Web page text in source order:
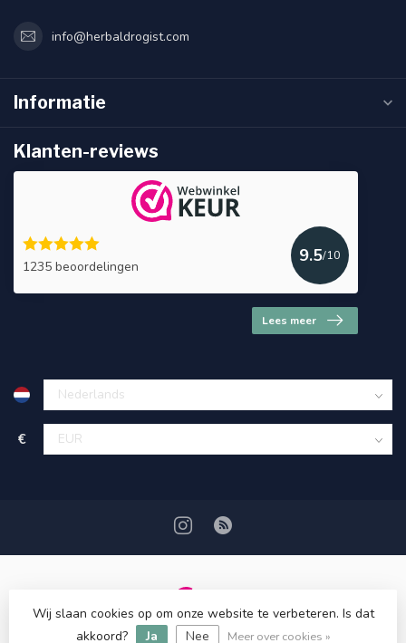
info@herbaldrogist.com
Informatie
Klanten-reviews
1235 beoordelingen
9.5/10
Lees meer
€
© Copyright 2026 HerbalDrogist.com
Wij slaan cookies op om onze website te verbeteren. Is dat
akkoord?
Ja Nee Meer over cookies »